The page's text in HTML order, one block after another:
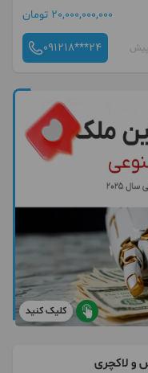
20,000,000,000 تومان
091218***24
کلیک کنید
و لاکچری